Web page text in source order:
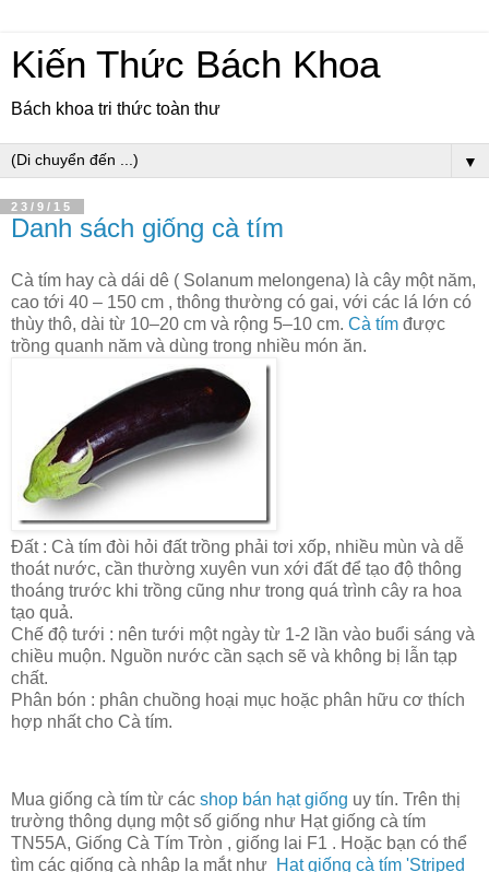
Kiến Thức Bách Khoa
Bách khoa tri thức toàn thư
▼
23/9/15
Danh sách giống cà tím
Cà tím hay cà dái dê ( Solanum melongena) là cây một năm,
cao tới 40 – 150 cm , thông thường có gai, với các lá lớn có
thùy thô, dài từ 10–20 cm và rộng 5–10 cm. Cà tím được
trồng quanh năm và dùng trong nhiều món ăn.
Đất : Cà tím đòi hỏi đất trồng phải tơi xốp, nhiều mùn và dễ
thoát nước, cần thường xuyên vun xới đất để tạo độ thông
thoáng trước khi trồng cũng như trong quá trình cây ra hoa
tạo quả.
Chế độ tưới : nên tưới một ngày từ 1-2 lần vào buổi sáng và
chiều muộn. Nguồn nước cần sạch sẽ và không bị lẫn tạp
chất.
Phân bón : phân chuồng hoại mục hoặc phân hữu cơ thích
hợp nhất cho Cà tím.
Mua giống cà tím từ các shop bán hạt giống uy tín. Trên thị
trường thông dụng một số giống như Hạt giống cà tím
TN55A, Giống Cà Tím Tròn , giống lai F1 . Hoặc bạn có thể
tìm các giống cà nhập lạ mắt như Hạt giống cà tím 'Striped